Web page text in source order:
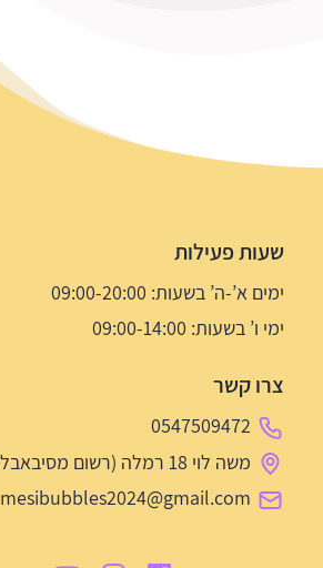
שעות פעילות
ימים א’-ה’ בשעות: 09:00-20:00
ימי ו’ בשעות: 09:00-14:00
צרו קשר
0547509472
משה לוי 18 רמלה (רשום מסיבאבלס על השלט בחנות)
mesibubbles2024@gmail.com